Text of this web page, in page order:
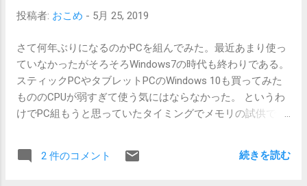
が進んでいるものの、大きいバッテリーの方の充電ははじ
容量すぎてフル充電はできなかったが5%ほどなので
10000mAhは充電できているんじゃないかな。てきとーに
置いてもそれくらい。直接太陽に当たるようにしながら計
ってみればもう少し伸びるはず。 この調子で貯めてみても
スマホ等のモバイル機器では使い切れないのでディスプレ
Bluetooth 5.0に対応しているAX200NGWを入手してみるこ
送のものがあったのでぽちっと。Bluetooth 5.0だけなら
9260NGWでもいい。その他にAX201というのもあるようだ
が、こっちはCVVioとかいうチップセットの機能を利用す
るらしくIntel PC専用? まずマザーボードがこのタイプのカ
ード(M.2 E Key)に対応していない(ASUS X470-PLUS TUF
ンテナもついているカードも必要になる。変換カードへの
投稿者: おこめ - 5月 25, 2019
さて何年ぶりになるのかPCを組んでみた。最近あまり使っ
ていなかったがそろそろWindows7の時代も終わりである。
スティックPCやタブレットPCのWindows 10も買ってみた
もののCPUが弱すぎて使う気にはならなかった。 というわ
けでPC組もうと思っていたタイミングでメモリの試供でき
である。 CPU: AMD Ryzen 5 2600X MB: ASUS TUF X470-
2 件のコメント 続きを読む